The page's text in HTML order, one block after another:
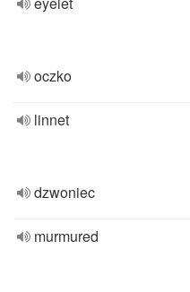
oczko
linnet
dzwoniec
murmured